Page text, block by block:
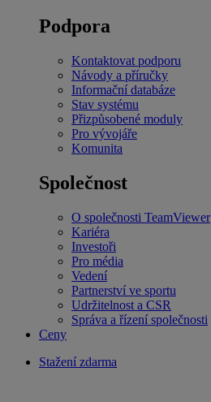
Podpora
Kontaktovat podporu
Návody a příručky
Informační databáze
Stav systému
Přizpůsobené moduly
Pro vývojáře
Komunita
Společnost
O společnosti TeamViewer
Kariéra
Investoři
Pro média
Vedení
Partnerství ve sportu
Udržitelnost a CSR
Správa a řízení společnosti
Ceny
Stažení zdarma